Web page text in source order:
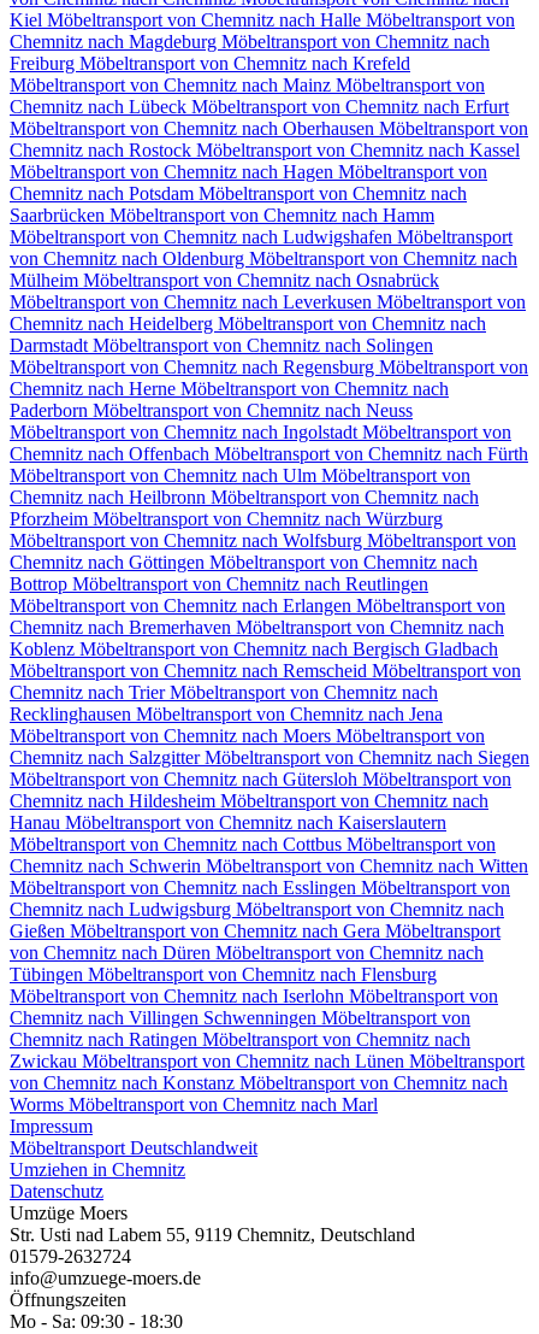
Kiel Möbeltransport von Chemnitz nach Halle Möbeltransport von
Chemnitz nach Magdeburg Möbeltransport von Chemnitz nach
Freiburg Möbeltransport von Chemnitz nach Krefeld
Möbeltransport von Chemnitz nach Mainz Möbeltransport von
Chemnitz nach Lübeck Möbeltransport von Chemnitz nach Erfurt
Möbeltransport von Chemnitz nach Oberhausen Möbeltransport von
Chemnitz nach Rostock Möbeltransport von Chemnitz nach Kassel
Möbeltransport von Chemnitz nach Hagen Möbeltransport von
Chemnitz nach Potsdam Möbeltransport von Chemnitz nach
Saarbrücken Möbeltransport von Chemnitz nach Hamm
Möbeltransport von Chemnitz nach Ludwigshafen Möbeltransport
von Chemnitz nach Oldenburg Möbeltransport von Chemnitz nach
Mülheim Möbeltransport von Chemnitz nach Osnabrück
Möbeltransport von Chemnitz nach Leverkusen Möbeltransport von
Chemnitz nach Heidelberg Möbeltransport von Chemnitz nach
Darmstadt Möbeltransport von Chemnitz nach Solingen
Möbeltransport von Chemnitz nach Regensburg Möbeltransport von
Chemnitz nach Herne Möbeltransport von Chemnitz nach
Paderborn Möbeltransport von Chemnitz nach Neuss
Möbeltransport von Chemnitz nach Ingolstadt Möbeltransport von
Chemnitz nach Offenbach Möbeltransport von Chemnitz nach Fürth
Möbeltransport von Chemnitz nach Ulm Möbeltransport von
Chemnitz nach Heilbronn Möbeltransport von Chemnitz nach
Pforzheim Möbeltransport von Chemnitz nach Würzburg
Möbeltransport von Chemnitz nach Wolfsburg Möbeltransport von
Chemnitz nach Göttingen Möbeltransport von Chemnitz nach
Bottrop Möbeltransport von Chemnitz nach Reutlingen
Möbeltransport von Chemnitz nach Erlangen Möbeltransport von
Chemnitz nach Bremerhaven Möbeltransport von Chemnitz nach
Koblenz Möbeltransport von Chemnitz nach Bergisch Gladbach
Möbeltransport von Chemnitz nach Remscheid Möbeltransport von
Chemnitz nach TrierMöbeltransport von Chemnitz nach
Recklinghausen Möbeltransport von Chemnitz nach Jena
Möbeltransport von Chemnitz nach Moers Möbeltransport von
Chemnitz nach SalzgitterMöbeltransport von Chemnitz nach Siegen
Möbeltransport von Chemnitz nach Gütersloh Möbeltransport von
Chemnitz nach Hildesheim Möbeltransport von Chemnitz nach
Hanau Möbeltransport von Chemnitz nach Kaiserslautern
Möbeltransport von Chemnitz nach Cottbus Möbeltransport von
Chemnitz nach Schwerin Möbeltransport von Chemnitz nach Witten
Möbeltransport von Chemnitz nach Esslingen Möbeltransport von
Chemnitz nach Ludwigsburg Möbeltransport von Chemnitz nach
Gießen Möbeltransport von Chemnitz nach Gera Möbeltransport
von Chemnitz nach Düren Möbeltransport von Chemnitz nach
Tübingen Möbeltransport von Chemnitz nach Flensburg
Möbeltransport von Chemnitz nach Iserlohn Möbeltransport von
Chemnitz nach Villingen Schwenningen⁠ Möbeltransport von
Chemnitz nach Ratingen Möbeltransport von Chemnitz nach
Zwickau Möbeltransport von Chemnitz nach Lünen Möbeltransport
von Chemnitz nach Konstanz Möbeltransport von Chemnitz nach
Worms Möbeltransport von Chemnitz nach Marl
Impressum
Möbeltransport Deutschlandweit
Umziehen in Chemnitz
Datenschutz
Umzüge Moers
Str. Usti nad Labem 55, 9119 Chemnitz, Deutschland
01579-2632724
info@umzuege-moers.de
Öffnungszeiten
Mo - Sa: 09:30 - 18:30